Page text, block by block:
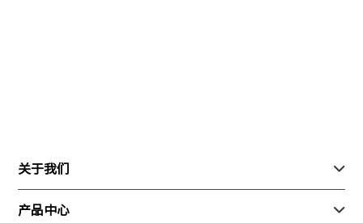
关于我们 
关于我们
产品中心 